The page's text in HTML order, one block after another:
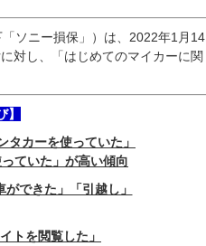
ソニー損保」）は、2022年1月14
対し、「はじめてのマイカーに関
カーを使っていた」
ていた」が高い傾向
できた」「引越し」
トを閲覧した」